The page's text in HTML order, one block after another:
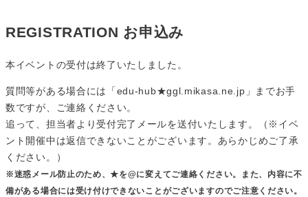
REGISTRATION お申込み
本イベントの受付は終了いたしました。
質問等がある場合には「edu-hub★ggl.mikasa.ne.jp」までお手
数ですが、ご連絡ください。
追って、担当者より受付完了メールを送付いたします。（※イベ
ント開催中は返信できないことがございます。あらかじめご了承
ください。）
※迷惑メール防止のため、★を@に変えてご連絡ください。また、内容に不
備がある場合には受け付けできないことがございますのでご注意ください。